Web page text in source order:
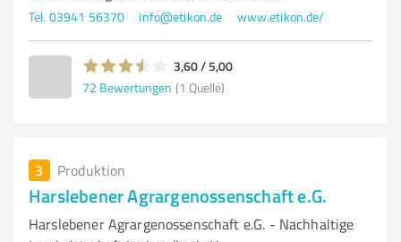
Tel. 03941 56370 info@etikon.de www.etikon.de/
3,60 / 5,00
72 Bewertungen (1 Quelle)
3 Produktion
Harslebener Agrargenossenschaft e.G.
Harslebener Agrargenossenschaft e.G. - Nachhaltige